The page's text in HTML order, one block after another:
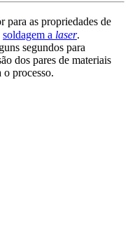
para as propriedades de
soldagem a laser.
segundos para
dos pares de materiais
o processo.